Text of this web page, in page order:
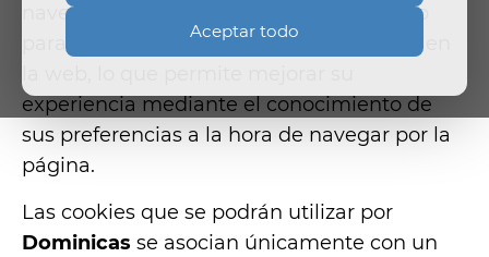
Aceptar todo
navegador por medio de un servidor web
para registrar las actividades del usuario en
experiencia mediante el conocimiento de
sus preferencias a la hora de navegar por la
página.
Las cookies que se podrán utilizar por
Dominicas se asocian únicamente con un